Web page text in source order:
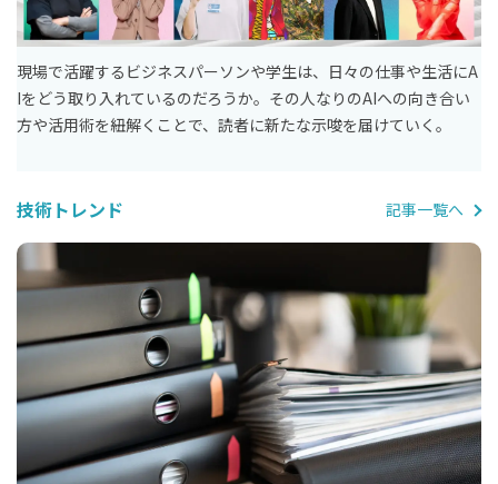
現場で活躍するビジネスパーソンや学生は、日々の仕事や生活にA
Iをどう取り入れているのだろうか。その人なりのAIへの向き合い
方や活用術を紐解くことで、読者に新たな示唆を届けていく。
技術トレンド 記事一覧へ